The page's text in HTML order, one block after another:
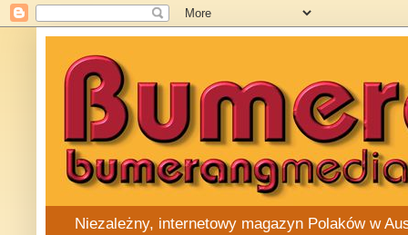
Niezależny, internetowy magazyn Polaków w